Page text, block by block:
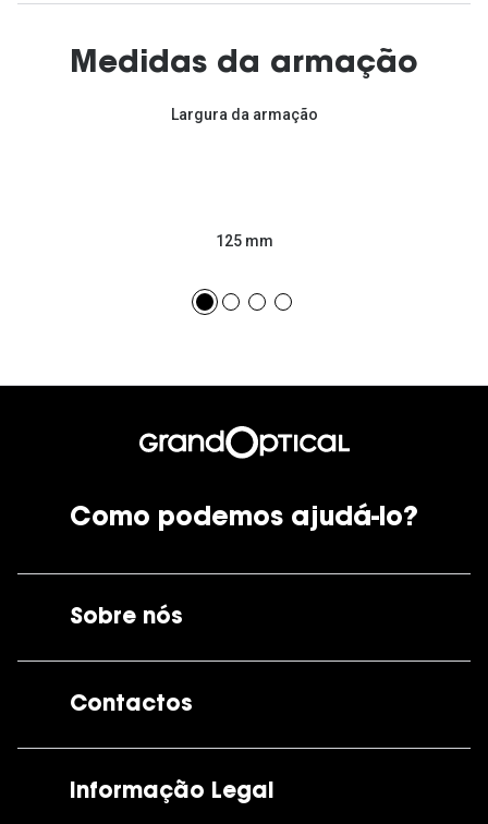
Medidas da armação
Largura da armação
125 mm
Como podemos ajudá-lo?
Sobre nós
Contactos
Informação Legal